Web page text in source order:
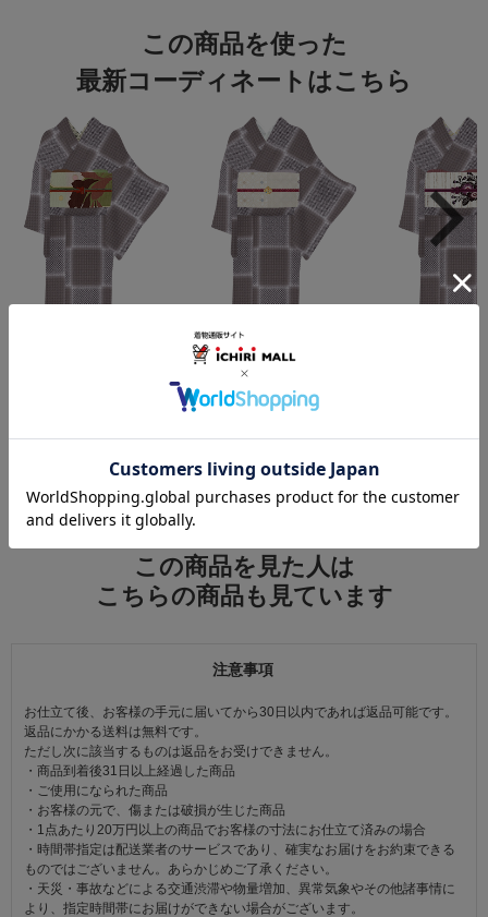
この商品を使った
最新コーディネートはこちら
すべてのコーディネートを見る
この商品を見た人は
こちらの商品も見ています
注意事項
お仕立て後、お客様の手元に届いてから30日以内であれば返品可能です。
返品にかかる送料は無料です。
ただし次に該当するものは返品をお受けできません。
・商品到着後31日以上経過した商品
・ご使用になられた商品
・お客様の元で、傷または破損が生じた商品
・1点あたり20万円以上の商品でお客様の寸法にお仕立て済みの場合
・時間帯指定は配送業者のサービスであり、確実なお届けをお約束できる
ものではございません。あらかじめご了承ください。
・天災・事故などによる交通渋滞や物量増加、異常気象やその他諸事情に
より、指定時間帯にお届けができない場合がございます。